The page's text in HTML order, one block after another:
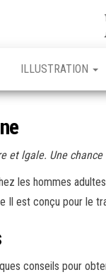
ILLUSTRATION
et lgale. Une chance
les hommes
Il est conçu pour le
conseils pour